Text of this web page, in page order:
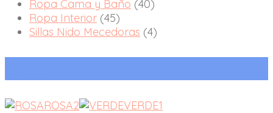
Ropa Cama y Baño (40)
Ropa Interior (45)
Sillas Nido Mecedoras (4)
ROSA2 VERDE1